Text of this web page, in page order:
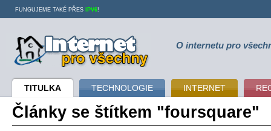
Internet pro všechny O internetu pro
TITULKA TECHNOLOGIE INTERNET
FUNGUJEME TAKÉ PŘES IPV6!
Články se štítkem "foursquare"